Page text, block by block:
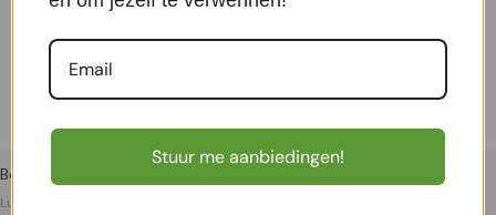
Bordo Tall Balloon 55 – Earth
Luxe plantenbakken
Bordo Tall Balloon 40 – Clay
Stuur me aanbiedingen!